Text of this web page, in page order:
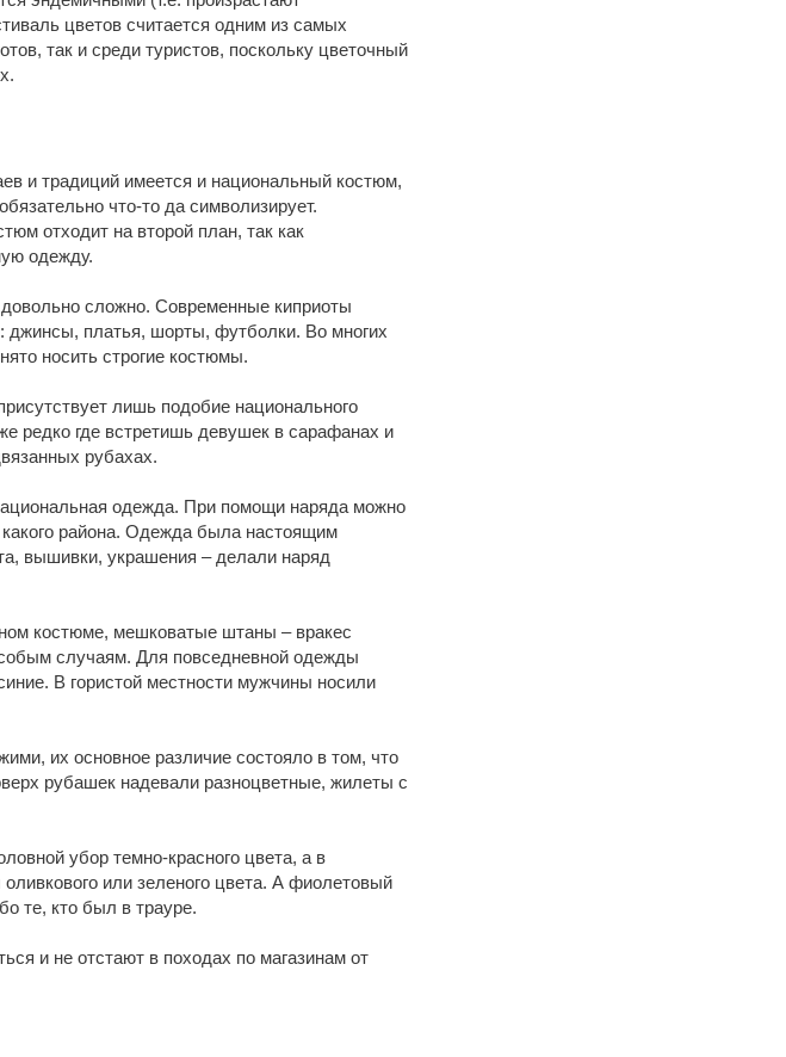
цветов считается одним из самых
так и среди туристов, поскольку цветочный
и традиций имеется и национальный костюм,
что-то да символизирует.
отходит на второй план, так как
одежду.
сложно. Современные киприоты
платья, шорты, футболки. Во многих
носить строгие костюмы.
лишь подобие национального
редко где встретишь девушек в сарафанах и
рубахах.
одежда. При помощи наряда можно
какого района. Одежда была настоящим
вышивки, украшения – делали наряд
костюме, мешковатые штаны – вракес
случаям. Для повседневной одежды
В гористой местности мужчины носили
их основное различие состояло в том, что
рубашек надевали разноцветные, жилеты с
убор темно-красного цвета, а в
или зеленого цвета. А фиолетовый
те, кто был в трауре.
и не отстают в походах по магазинам от